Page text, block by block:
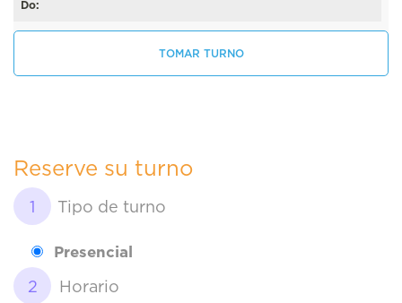
Do:
TOMAR TURNO
Reserve su turno
Tipo de turno
Presencial
Horario